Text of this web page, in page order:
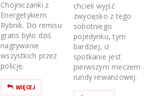
Chojniczanki z
Energetykiem
Rybnik. Do remisu
gratis było dziś
nagrywanie
wszystkich przez
policję.
WIĘCEJ
chcieli wyjść
zwycięsko z tego
sobotniego
pojedynku, tym
bardziej, iż
spotkanie jest
pierwszym meczem
rundy rewanżowej.